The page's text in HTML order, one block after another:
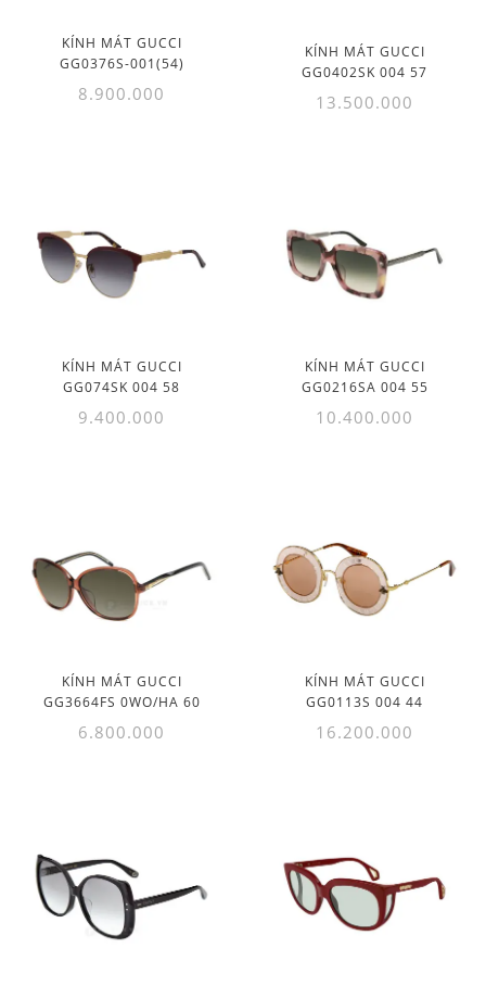
KÍNH MÁT GUCCI
GG0376S-001(54)
8.900.000
KÍNH MÁT GUCCI
GG0402SK 004 57
13.500.000
KÍNH MÁT GUCCI
GG074SK 004 58
9.400.000
KÍNH MÁT GUCCI
GG0216SA 004 55
10.400.000
KÍNH MÁT GUCCI
GG3664FS 0WO/HA 60
6.800.000
KÍNH MÁT GUCCI
GG0113S 004 44
16.200.000